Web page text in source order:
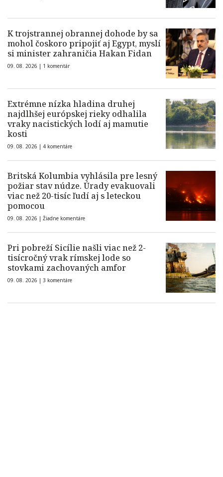
K trojstrannej obrannej dohode by sa
mohol čoskoro pripojiť aj Egypt, myslí
si minister zahraničia Hakan Fidan
09. 08. 2026 | 1 komentár
Extrémne nízka hladina druhej
najdlhšej európskej rieky odhalila
vraky nacistických lodí aj mamutie
kosti
09. 08. 2026 | 4 komentáre
Britská Kolumbia vyhlásila pre lesný
požiar stav núdze. Úrady evakuovali
viac než 20-tisíc ľudí aj s leteckou
pomocou
09. 08. 2026 | Žiadne komentáre
Pri pobreží Sicílie našli viac než 2-
tisícročný vrak rímskej lode so
stovkami zachovaných amfor
09. 08. 2026 | 3 komentáre